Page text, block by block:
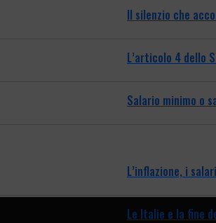
Il silenzio che
L’articolo 4 dello
Salario minimo o
L’inflazione, i
Le Italie e la fine